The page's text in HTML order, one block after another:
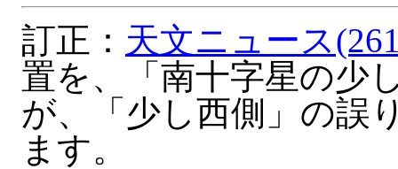
訂正： 天文ニュース
置を、「南十字星の少
が、「少し西側」の誤
ます。